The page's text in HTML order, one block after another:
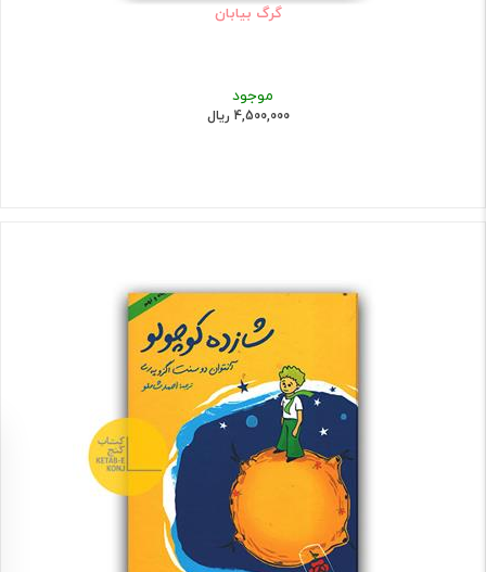
گرگ بیابان
موجود
4,500,000 ریال